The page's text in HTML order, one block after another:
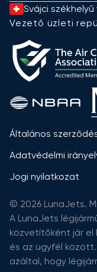
Svájci
Vezető üzleti
Általános
Adatvédelmi
Jogi nyilatkozat
© 2026 LunaJets.
A LunaJets
közvetítőként jár el
és az ügyfél
azáltal, hogy